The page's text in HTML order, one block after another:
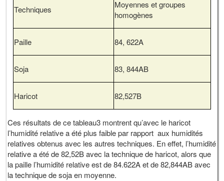
Techniques
Moyennes et groupes
homogènes
Paille 84, 622A
Soja 83, 844AB
Haricot 82,527B
Ces résultats de ce tableau3 montrent qu’avec le haricot
l’humidité relative a été plus faible par rapport aux humidités
relatives obtenus avec les autres techniques. En effet, l’humidité
relative a été de 82,52B avec la technique de haricot, alors que
la paille l’humidité relative est de 84.622A et de 82,844AB avec
la technique de soja en moyenne.